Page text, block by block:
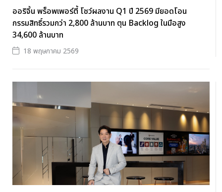
ออริจิ้น พร็อพเพอร์ตี้ โชว์ผลงาน Q1 ปี 2569 มียอดโอน
กรรมสิทธิ์รวมกว่า 2,800 ล้านบาท ตุน Backlog ในมือสูง
34,600 ล้านบาท
18 พฤษภาคม 2569